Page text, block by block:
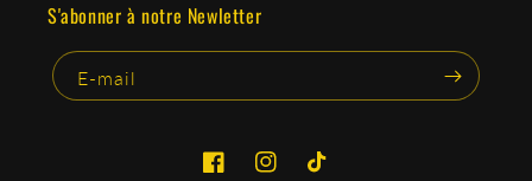
S'abonner à notre Newletter
E-mail
FacebookInstagramTikTok